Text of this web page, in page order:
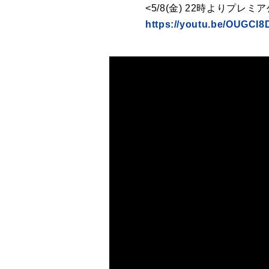
<5/8(金) 22時よりプレミア
https://youtu.be/